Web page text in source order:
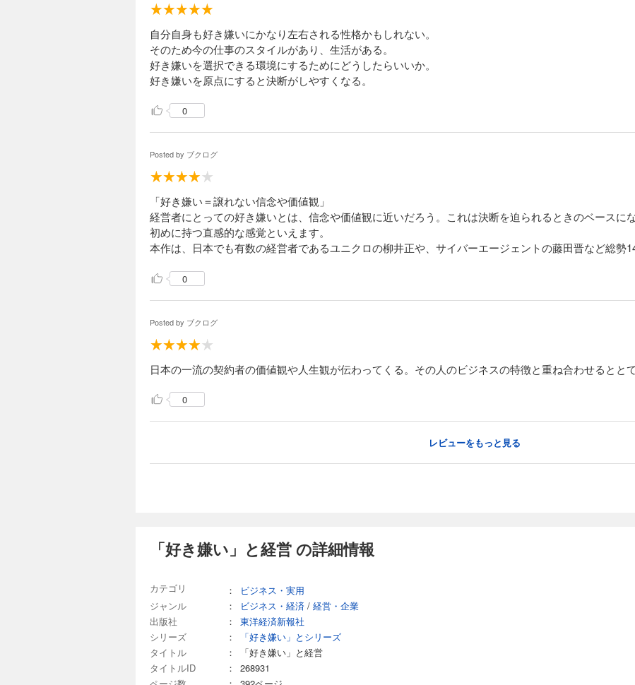
自分自身も好き嫌いにかなり左右される性格かもしれない。
そのため今の仕事のスタイルがあり、生活がある。
好き嫌いを選択できる環境にするためにどうしたらいいか。
好き嫌いを原点にすると決断がしやすくなる。
0
Posted by ブクログ
「好き嫌い＝譲れない信念や価値観」
経営者にとっての好き嫌いとは、信念や価値観に近いだろう。これは決断を迫られるときのベースに
初めに持つ直感的な感覚といえます。
本作は、日本でも有数の経営者であるユニクロの柳井正や、サイバーエージェントの藤田晋など総勢
0
Posted by ブクログ
日本の一流の契約者の価値観や人生観が伝わってくる。その人のビジネスの特徴と重ね合わせるととて
0
レビューをもっと見る
「好き嫌い」と経営 の詳細情報
カテゴリ ：
ビジネス・実用
ジャンル
： ビジネス・経済 / 経営・企業
出版社
：
東洋経済新報社
シリーズ
：
「好き嫌い」とシリーズ
タイトル
：
「好き嫌い」と経営
タイトルID
：
268931